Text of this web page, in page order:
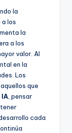
la
los
la
a los
valor. Al
en la
Los
que
, pensar
cada